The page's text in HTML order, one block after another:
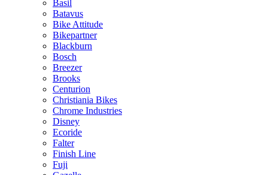
Basil
Batavus
Bike Attitude
Bikepartner
Blackburn
Bosch
Breezer
Brooks
Centurion
Christiania Bikes
Chrome Industries
Disney
Ecoride
Falter
Finish Line
Fuji